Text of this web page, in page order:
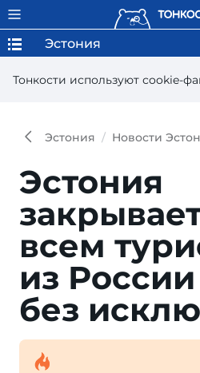
Тонкости используют сookie-
Эстония
Эстония Новости
Эстония
всем
из России
без